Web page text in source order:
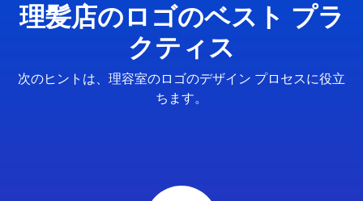
理髪店のロゴのベスト プラ
クティス
次のヒントは、理容室のロゴのデザイン プロセスに役立
ちます。